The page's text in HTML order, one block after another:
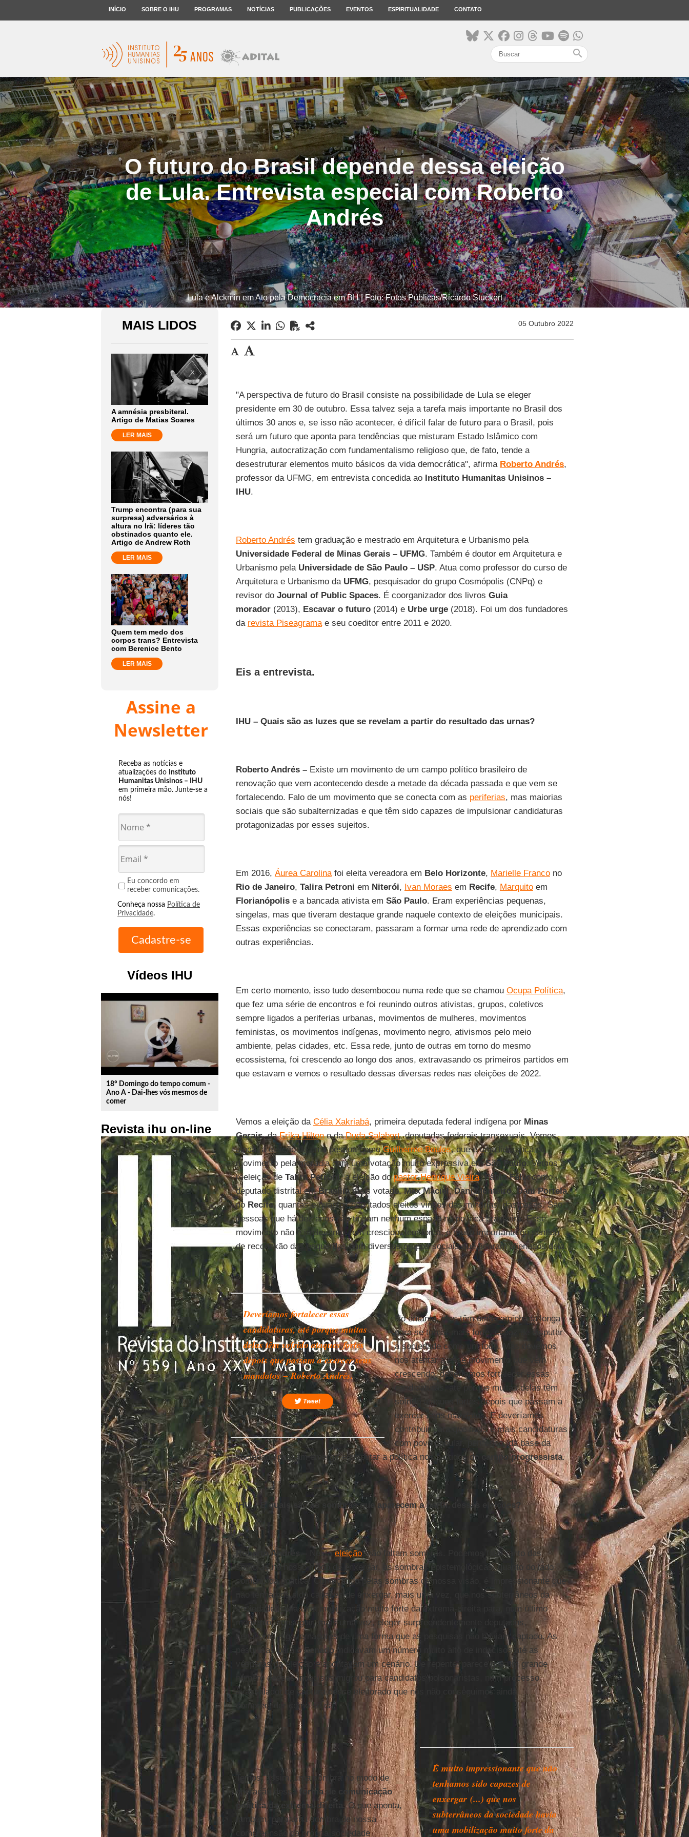
INÍCIO SOBRE O IHU PROGRAMAS NOTÍCIAS PUBLICAÇÕES EVENTOS ESPIRITUALIDADE CONTATO
search
O futuro do Brasil depende dessa eleição
de Lula. Entrevista especial com Roberto
Andrés
Lula e Alckmin em Ato pela Democracia em BH | Foto: Fotos Públicas/Ricardo Stuckert
MAIS LIDOS
A amnésia presbiteral.
Artigo de Matias Soares
LER MAIS
Trump encontra (para sua
surpresa) adversários à
altura no Irã: líderes tão
obstinados quanto ele.
Artigo de Andrew Roth
LER MAIS
Quem tem medo dos
corpos trans? Entrevista
com Berenice Bento
LER MAIS
Assine a
Newsletter
Receba as notícias e
atualizações do Instituto
Humanitas Unisinos – IHU
em primeira mão. Junte-se a
nós!
Eu concordo em
receber comunicações.
Conheça nossa Política de
Privacidade.
Vídeos IHU
play_circle_outline
18º Domingo do tempo comum -
Ano A - Dai-lhes vós mesmos de
comer
Revista ihu on-line
05 Outubro 2022
"A perspectiva de futuro do Brasil consiste na possibilidade de Lula se eleger
presidente em 30 de outubro. Essa talvez seja a tarefa mais importante no Brasil dos
últimos 30 anos e, se isso não acontecer, é difícil falar de futuro para o Brasil, pois
será um futuro que aponta para tendências que misturam Estado Islâmico com
Hungria, autocratização com fundamentalismo religioso que, de fato, tende a
desestruturar elementos muito básicos da vida democrática", afirma Roberto Andrés,
professor da UFMG, em entrevista concedida ao Instituto Humanitas Unisinos –
IHU.
Roberto Andrés tem graduação e mestrado em Arquitetura e Urbanismo pela
Universidade Federal de Minas Gerais – UFMG. Também é doutor em Arquitetura e
Urbanismo pela Universidade de São Paulo – USP. Atua como professor do curso de
Arquitetura e Urbanismo da UFMG, pesquisador do grupo Cosmópolis (CNPq) e
revisor do Journal of Public Spaces. É coorganizador dos livros Guia
morador(2013), Escavar o futuro(2014) e Urbe urge(2018). Foi um dos fundadores
da revista Piseagramae seu coeditor entre 2011 e 2020.
Eis a entrevista.
IHU – Quais são as luzes que se revelam a partir do resultado das urnas?
Roberto Andrés –Existe um movimento de um campo político brasileiro de
renovação que vem acontecendo desde a metade da década passada e que vem se
fortalecendo. Falo de um movimento que se conecta com as periferias, mas maiorias
sociais que são subalternizadas e que têm sido capazes de impulsionar candidaturas
protagonizadas por esses sujeitos.
Em 2016, Áurea Carolinafoi eleita vereadora em Belo Horizonte, Marielle Francono
Rio de Janeiro, Talira Petroni em Niterói, Ivan Moraes em Recife, Marquitoem
Florianópolise a bancada ativista em São Paulo. Eram experiências pequenas,
singelas, mas que tiveram destaque grande naquele contexto de eleições municipais.
Essas experiências se conectaram, passaram a formar uma rede de aprendizado com
outras experiências.
Em certo momento, isso tudo desembocou numa rede que se chamou Ocupa Política,
que fez uma série de encontros e foi reunindo outros ativistas, grupos, coletivos
sempre ligados a periferias urbanas, movimentos de mulheres, movimentos
feministas, os movimentos indígenas, movimento negro, ativismos pelo meio
ambiente, pelas cidades, etc. Essa rede, junto de outras em torno do mesmo
ecossistema, foi crescendo ao longo dos anos, extravasando os primeiros partidos em
que estavam e vemos o resultado dessas diversas redes nas eleições de 2022.
Vemos a eleição da Célia Xakriabá, primeira deputada federal indígena por Minas
Gerais, daErika Hiltone daDuda Salabert, deputadas federais transexuais. Vemos,
ainda, a eleição de uma pessoa comoGuilherme Boulos, que é uma liderança do
movimento pela moradia com uma votação muito expressiva emSão Paulo. Vemos a
reeleição de Talira Petroni, a eleição dopastor Henrique Vieira,Fábio Félixcomo
deputado distrital emBrasíliamais votado,Max Maciel,Dani Monteiro,Dani Portela
no Recife, quantas e quantos deputados eleitos vindos das minorias, das bases. São
pessoas que há dez anos não tinham nenhum espaço na política brasileira. Esse
movimento não é irrelevante, tem crescido, tem força, é muito importante no sentido
de reconexão das esquerdas com diversos grupos sociais que ficaram alienados dela.
Deveríamos fortalecer essas
candidaturas, até porque muitas
delas têm sofrido ataques fortes
depois que passam a exercer seus
mandatos–Roberto Andrés.
Tweet
No entanto, eles têm uma caminhada longa
para se tornar mais forte, capaz de disputar
a sociedade como um todo. Mas devemos
nos atentar a esse movimento que vem
crescendo, deveríamos fortalecer essas
candidaturas, até porque muitas delas têm
sofrido ataques fortes depois que passam a
exercer seus mandatos. E deveríamos
contribuir para que mais e mais candidaturas
com povo popular, periférico, da base da
sociedade possam emergir e disputar a política nos partidos do
campo progressista.
IHU – E quais são as sombras que aparecem a partir dessas eleições?
Roberto Andrés – Nestaeleição, não faltam sombras. Podemos falar tanto das
sombras no nosso modo de enxergar, as sombras epistemológicas, quanto do lado
sombrio da política. Começando pelas sombras de nossa visão, é impressionante que
não tenhamos sido capazes de enxergar, mais uma vez, que nos subterrâneos da
sociedade havia uma mobilização muito forte da extrema-direita para, num último
momento, conseguir, mais uma vez, eleger surpreendentemente deputados,
senadores e governadores de uma forma que as pesquisas não haviam captado. As
pesquisas para oSenadoindicavam um número muito alto de indecisos até as
vésperas da eleição e apontavam um cenário. De repente, parece que um grande
número desses indecisos migrou para candidatos bolsonaristas, num processo
avassalador de captura desse eleitorado que nós não conseguimos ainda
compreender como se dá.
É muito impressionante que não
tenhamos sido capazes de
enxergar (...) que nos
subterrâneos da sociedade havia
uma mobilização muito forte da
Temos, assim, uma sombra no modo de
operação dessaforma de comunicação
política da extrema-direita
. O que aponta,
também, para uma sombra de nossa
compreensão da própria sociedade